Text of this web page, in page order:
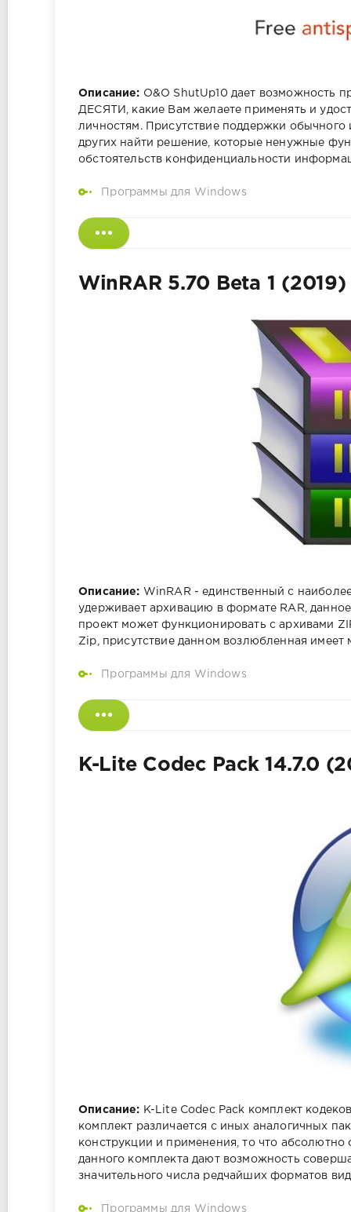
Описание: O&O ShutUp10 дает возможность
ДЕСЯТИ, какие Вам желаете применять и
личностям. Присутствие поддержки
других найти решение, которые ненужные
обстоятельств конфиденциальности
Программы для Windows
WinRAR 5.70 Beta 1
Описание: WinRAR - единственный с
удерживает архивацию в формате RAR,
проект может функционировать с архивами
Zip, присутствие данном возлюбленная
Программы для Windows
K-Lite Codec Pack 14.7.0
Описание: K-Lite Codec Pack комплект
комплект различается с иных аналогичных
конструкции и применения, то что
данного комплекта дают возможность
значительного числа редчайших форматов
Программы для Windows